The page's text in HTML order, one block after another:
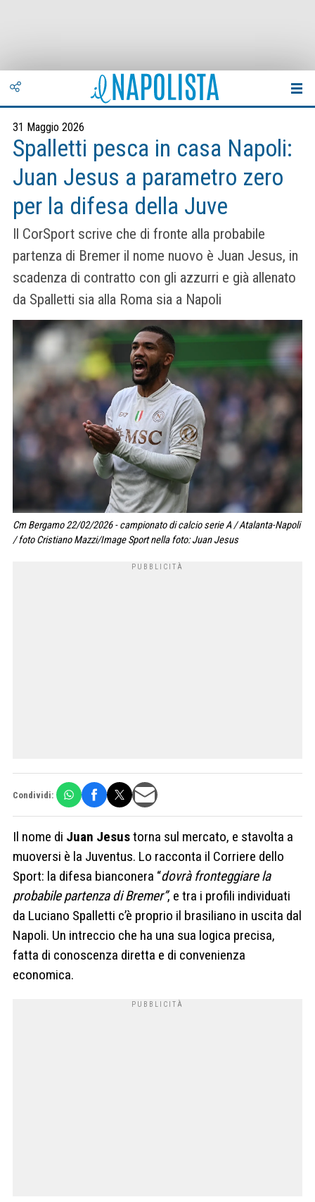
31 Maggio 2026
Spalletti pesca in casa Napoli:
Juan Jesus a parametro zero
per la difesa della Juve
Il CorSport scrive che di fronte alla probabile
partenza di Bremer il nome nuovo è Juan Jesus, in
scadenza di contratto con gli azzurri e già allenato
da Spalletti sia alla Roma sia a Napoli
Cm Bergamo 22/02/2026 - campionato di calcio serie A / Atalanta-Napoli
/ foto Cristiano Mazzi/Image Sport nella foto: Juan Jesus
Condividi:
Il nome di Juan Jesustorna sul mercato, e stavolta a
muoversi è la Juventus. Lo racconta il Corriere dello
Sport: la difesa bianconera “dovrà fronteggiare la
probabile partenza di Bremer”, e tra i profili individuati
da Luciano Spalletti c’è proprio il brasiliano in uscita dal
Napoli. Un intreccio che ha una sua logica precisa,
fatta di conoscenza diretta e di convenienza
economica.